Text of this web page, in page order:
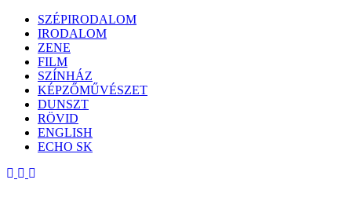
Skip
content
SZÉPIRODALOM
IRODALOM
ZENE
FILM
SZÍNHÁZ
KÉPZŐMŰVÉSZET
DUNSZT
RÖVID
ENGLISH
ECHO SK